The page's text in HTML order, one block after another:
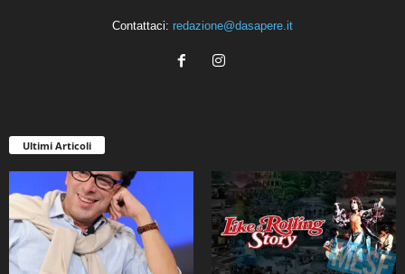
Contattaci: redazione@dasapere.it
Ultimi Articoli